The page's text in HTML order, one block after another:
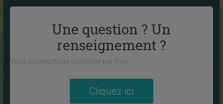
Une question ? Un
renseignement ?
Vous pouvez nous contacter par mail :
Cliquez ici